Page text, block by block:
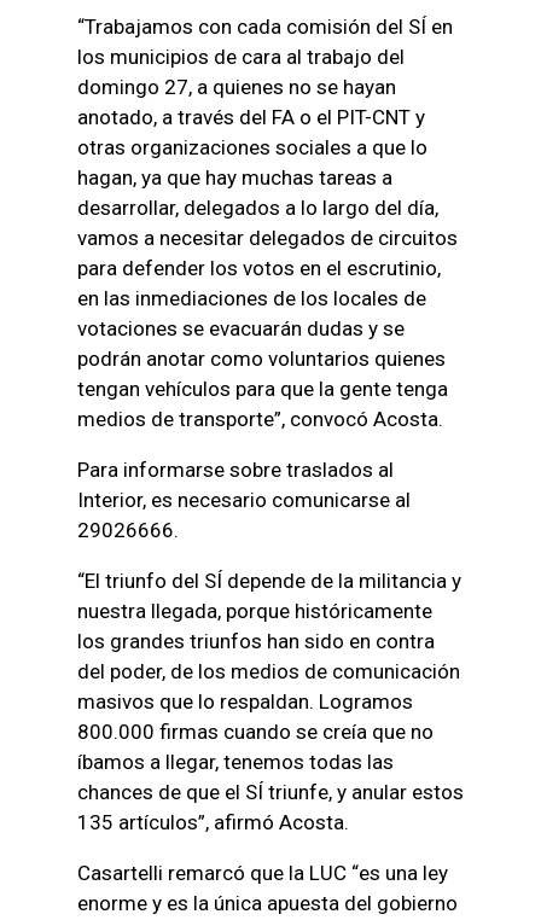
“Trabajamos con cada comisión del SÍ en
los municipios de cara al trabajo del
domingo 27, a quienes no se hayan
anotado, a través del FA o el PIT-CNT y
otras organizaciones sociales a que lo
hagan, ya que hay muchas tareas a
desarrollar, delegados a lo largo del día,
vamos a necesitar delegados de circuitos
para defender los votos en el escrutinio,
en las inmediaciones de los locales de
votaciones se evacuarán dudas y se
podrán anotar como voluntarios quienes
tengan vehículos para que la gente tenga
medios de transporte”, convocó Acosta.
Para informarse sobre traslados al
Interior, es necesario comunicarse al
29026666.
“El triunfo del SÍ depende de la militancia y
nuestra llegada, porque históricamente
los grandes triunfos han sido en contra
del poder, de los medios de comunicación
masivos que lo respaldan. Logramos
800.000 firmas cuando se creía que no
íbamos a llegar, tenemos todas las
chances de que el SÍ triunfe, y anular estos
135 artículos”, afirmó Acosta.
Casartelli remarcó que la LUC “es una ley
enorme y es la única apuesta del gobierno